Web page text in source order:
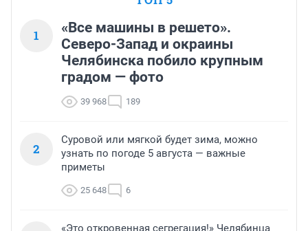
1
«Все машины в решето».
Северо-Запад и окраины
Челябинска побило крупным
градом — фото
39 968 189
2
Суровой или мягкой будет зима, можно
узнать по погоде 5 августа — важные
приметы
25 648 6
«Это откровенная сегрегация!» Челябинца